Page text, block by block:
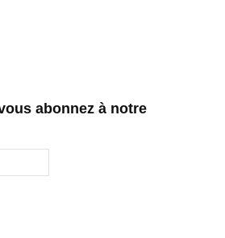
abonnez à notre